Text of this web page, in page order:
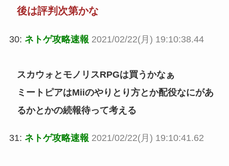
後は評判次第かな
30: ネトゲ攻略速報 2021/02/22(月) 19:10:38.44
スカウォとモノリスRPGは買うかなぁ
ミートピアはMiiのやりとり方とか配役なにがあ
るかとかの続報待って考える
31: ネトゲ攻略速報 2021/02/22(月) 19:10:41.62